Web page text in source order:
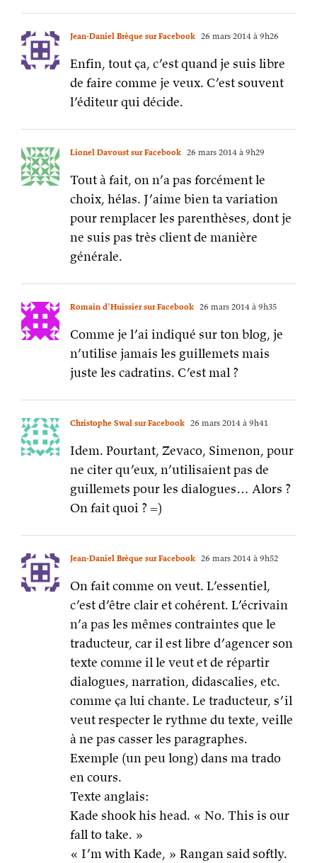
Jean-Daniel Brèque sur Facebook 26 mars 2014 à 9h26
Enfin, tout ça, c’est quand je suis libre
de faire comme je veux. C’est souvent
l’éditeur qui décide.
Lionel Davoust sur Facebook 26 mars 2014 à 9h29
Tout à fait, on n’a pas forcément le
choix, hélas. J’aime bien ta variation
pour remplacer les parenthèses, dont je
ne suis pas très client de manière
générale.
Romain d'Huissier sur Facebook 26 mars 2014 à 9h35
Comme je l’ai indiqué sur ton blog, je
n’utilise jamais les guillemets mais
juste les cadratins. C’est mal ?
Christophe Swal sur Facebook 26 mars 2014 à 9h41
Idem. Pourtant, Zevaco, Simenon, pour
ne citer qu’eux, n’utilisaient pas de
guillemets pour les dialogues… Alors ?
On fait quoi ? =)
Jean-Daniel Brèque sur Facebook 26 mars 2014 à 9h52
On fait comme on veut. L’essentiel,
c’est d’être clair et cohérent. L’écrivain
n’a pas les mêmes contraintes que le
traducteur, car il est libre d’agencer son
texte comme il le veut et de répartir
dialogues, narration, didascalies, etc.
comme ça lui chante. Le traducteur, s’il
veut respecter le rythme du texte, veille
à ne pas casser les paragraphes.
Exemple (un peu long) dans ma trado
en cours.
Texte anglais:
Kade shook his head. « No. This is our
fall to take. »
« I’m with Kade, » Rangan said softly.